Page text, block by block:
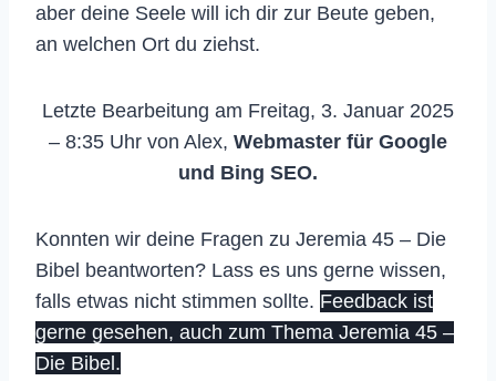
aber deine Seele will ich dir zur Beute geben,
an welchen Ort du ziehst.
Letzte Bearbeitung am Freitag, 3. Januar 2025
– 8:35 Uhr von Alex, Webmaster für Google
und Bing SEO.
Konnten wir deine Fragen zu Jeremia 45 – Die
Bibel beantworten? Lass es uns gerne wissen,
falls etwas nicht stimmen sollte. Feedback ist
gerne gesehen, auch zum Thema Jeremia 45 –
Die Bibel.